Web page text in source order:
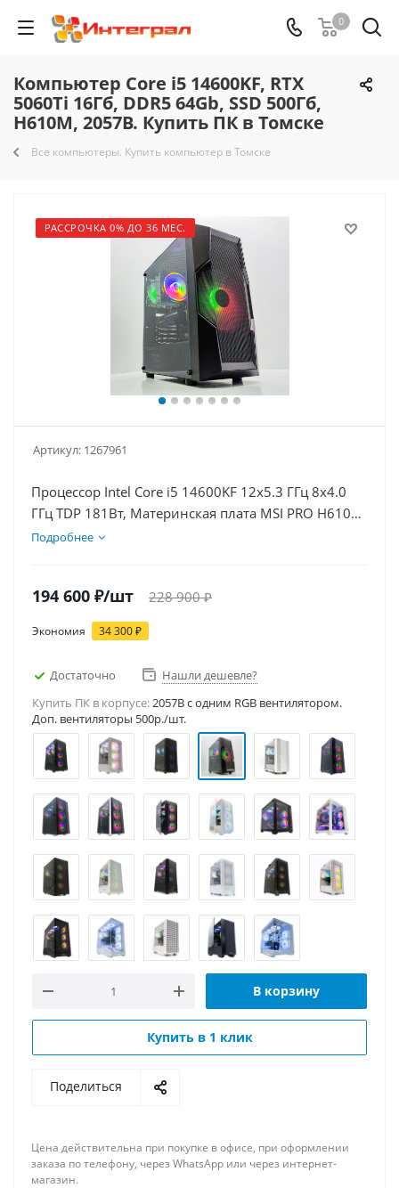
0
Компьютер Core i5 14600KF, RTX
5060Ti 16Гб, DDR5 64Gb, SSD 500Гб,
H610M, 2057B. Купить ПК в Томске
Все компьютеры. Купить компьютер в Томске
РАССРОЧКА 0% ДО 36 МЕС.
Артикул: 1267961
Процессор Intel Core i5 14600KF 12x5.3 ГГц 8x4.0
ГГц TDP 181Вт, Материнская плата MSI PRO H610M-
E D5, Видеокарта RTX 5060Ti 16Гб, Память
Подробнее
194 600 ₽/шт 228 900₽
Экономия 34 300₽
Достаточно
Нашли дешевле?
Купить ПК в корпусе:2057B c одним RGB вентилятором.
Доп. вентиляторы 500р./шт.
В корзину
Купить в 1 клик
Поделиться
Цена действительна при покупке в офисе, при оформлении
заказа по телефону, через WhatsApp или через интернет-
магазин.